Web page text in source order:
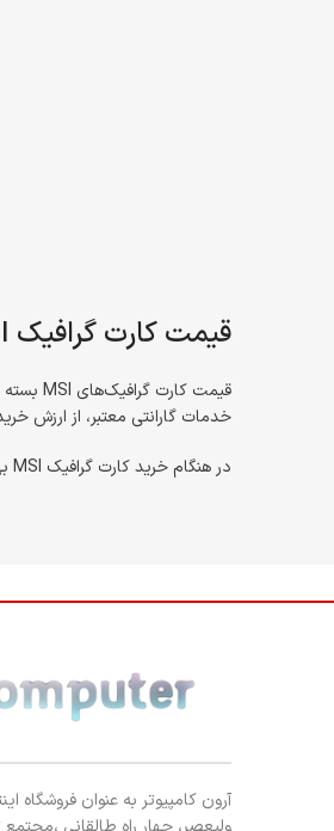
قیمت کارت گرافیک MSI
خدمات گارانتی معتبر، از ارزش
در هنگام خرید کارت گرافیک MSI بهتر است به توان منبع تغذیه، فضای کیس و تهویه سیستم توجه کنید، زیرا برخی مدل‌های قدرتمند این برند ابعاد بزرگی دارند و نیاز به منبع تغذیه پرقدرت دارند.
آرون کامپیوتر به عنوان فروشگاه